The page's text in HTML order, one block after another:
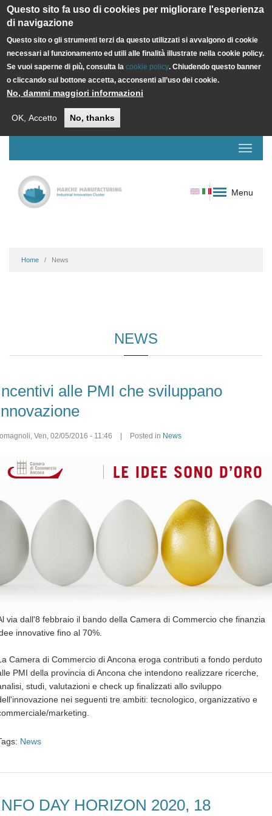
Questo sito fa uso di cookies per migliorare l'esperienza
di navigazione
Questo sito o gli strumenti terzi da questo utilizzati si avvalgono di cookie
necessari al funzionamento ed utili alle finalità illustrate nella cookie policy.
Se vuoi saperne di più, consulta lacookie policy. Chiudendo questo banner
o cliccando sul bottone accetta, acconsenti all’uso dei cookie.
No, dammi maggiori informazioni
OK, Accetto No, thanks
Menu
Home News
NEWS
alle PMI che sviluppano
, Ven, 02/05/2016 - 11:46 Posted in News
via dall'8 febbraio il bando della Camera di Commercio che finanzia
innovative fino al 70%.
Camera di Commercio di Ancona eroga contributi a fondo perduto
PMI della provincia di Ancona che intendono realizzare ricerche,
studi, valutazioni e check up finalizzati allo sviluppo
nei seguenti tre ambiti: tecnologico, organizzativo e
marketing.
News
DAY HORIZON 2020, 18